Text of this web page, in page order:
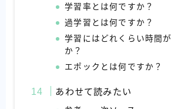
学習率とは何ですか？
過学習とは何ですか？
学習にはどれくらい時間
か？
エポックとは何ですか？
あわせて読みたい